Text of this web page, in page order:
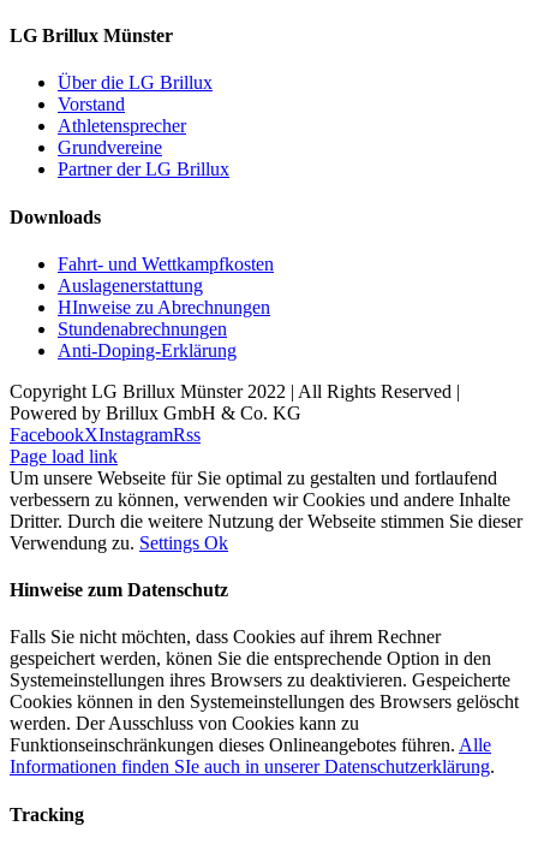
LG Brillux Münster
Über die LG Brillux
Vorstand
Athletensprecher
Grundvereine
Partner der LG Brillux
Downloads
Fahrt- und Wettkampfkosten
Auslagenerstattung
HInweise zu Abrechnungen
Stundenabrechnungen
Anti-Doping-Erklärung
Copyright LG Brillux Münster 2022 | All Rights Reserved |
Powered by Brillux GmbH & Co. KG
FacebookXInstagramRss
Page load link
Um unsere Webseite für Sie optimal zu gestalten und fortlaufend
verbessern zu können, verwenden wir Cookies und andere Inhalte
Dritter. Durch die weitere Nutzung der Webseite stimmen Sie dieser
Verwendung zu. Settings Ok
Hinweise zum Datenschutz
Falls Sie nicht möchten, dass Cookies auf ihrem Rechner
gespeichert werden, könen Sie die entsprechende Option in den
Systemeinstellungen ihres Browsers zu deaktivieren. Gespeicherte
Cookies können in den Systemeinstellungen des Browsers gelöscht
werden. Der Ausschluss von Cookies kann zu
Funktionseinschränkungen dieses Onlineangebotes führen. Alle
Informationen finden SIe auch in unserer Datenschutzerklärung.
Tracking